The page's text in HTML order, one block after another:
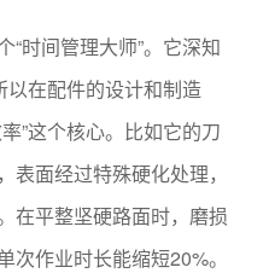
“时间管理大师”。它深知
以在配件的设计和制造
”这个核心。比如它的刀
表面经过特殊硬化处理，
在平整坚硬路面时，磨损
作业时长能缩短20%。